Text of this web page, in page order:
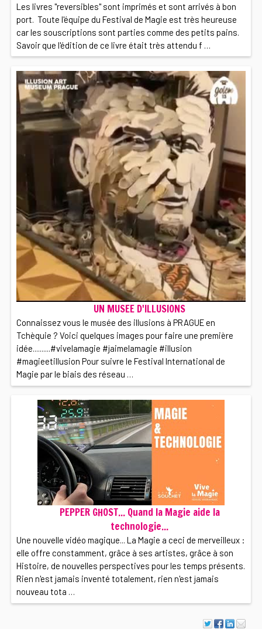
Les livres "reversibles" sont imprimés et sont arrivés à bon
port. Toute l'équipe du Festival de Magie est très heureuse
car les souscriptions sont parties comme des petits pains.
Savoir que l'édition de ce livre était très attendu f …
UN MUSEE D'ILLUSIONS
Connaissez vous le musée des illusions à PRAGUE en
Tchèquie ? Voici quelques images pour faire une première
idée..........#vivelamagie #jaimelamagie #illusion
#magieetillusion Pour suivre le Festival International de
Magie par le biais des réseau …
PEPPER GHOST... Quand la Magie aide la
technologie...
Une nouvelle vidéo magique... La Magie a ceci de merveilleux :
elle offre constamment, grâce à ses artistes, grâce à son
Histoire, de nouvelles perspectives pour les temps présents.
Rien n'est jamais inventé totalement, rien n'est jamais
nouveau tota …